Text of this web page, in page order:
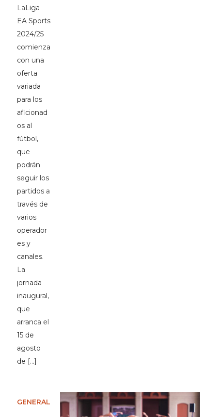
LaLiga
EA Sports
2024/25
comienza
con una
oferta
variada
para los
aficionad
os al
fútbol,
que
podrán
seguir los
partidos a
través de
varios
operador
es y
canales.
La
jornada
inaugural,
que
arranca el
15 de
agosto
de […]
GENERAL